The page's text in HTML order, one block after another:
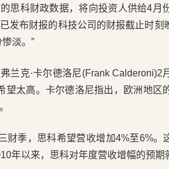
思科财政数据，将向投资人供给4月
发布财报的科技公司的财报截止时刻
淡。”
兰克·卡尔德洛尼(Frank Calderoni)2
望太高。卡尔德洛尼指出，欧洲地区
财季，思科希望营收增加4%至6%。
年以来，思科对年度营收增幅的预期